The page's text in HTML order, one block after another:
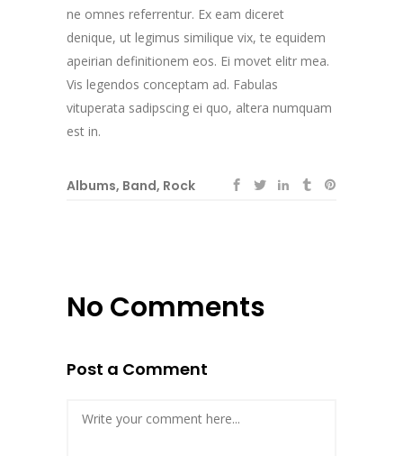
ne omnes referrentur. Ex eam diceret
denique, ut legimus similique vix, te equidem
apeirian definitionem eos. Ei movet elitr mea.
Vis legendos conceptam ad. Fabulas
vituperata sadipscing ei quo, altera numquam
est in.
Albums, Band, Rock
No Comments
Post a Comment